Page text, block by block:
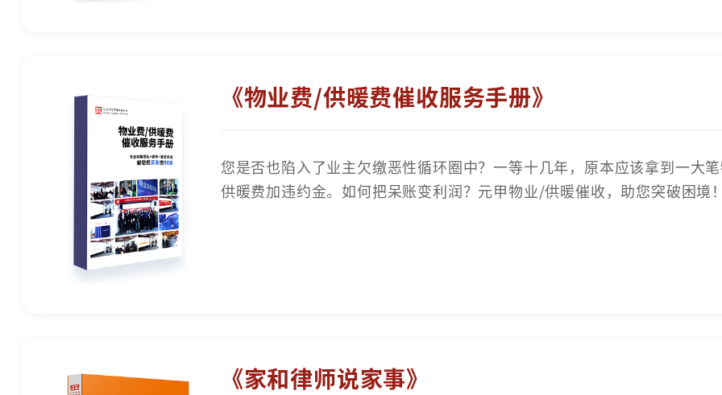
《物业费/供暖费催收服务手册》
您是否也陷入了业主欠缴恶性循环圈中？一等十几年，原本应该拿到一大
供暖费加违约金。如何把呆账变利润？元甲物业/供暖催收，助您突破困境！
《家和律师说家事》